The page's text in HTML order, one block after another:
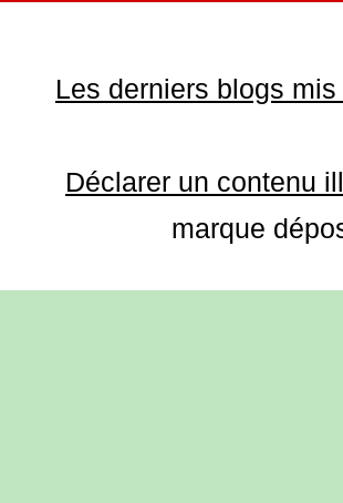
Les derniers blogs
Déclarer un contenu
marque